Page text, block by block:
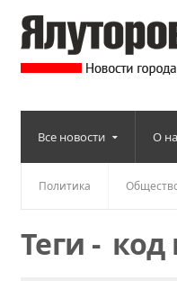
Все новости О
Политика
Теги -код